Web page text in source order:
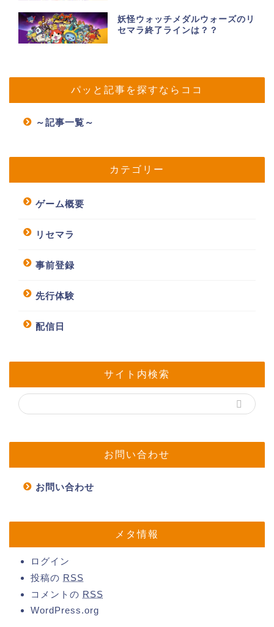
妖怪ウォッチメダルウォーズのリ
セマラ終了ラインは？？
パッと記事を探すならココ
～記事一覧～
カテゴリー
ゲーム概要
リセマラ
事前登録
先行体験
配信日
サイト内検索
お問い合わせ
お問い合わせ
メタ情報
ログイン
投稿の RSS
コメントの RSS
WordPress.org